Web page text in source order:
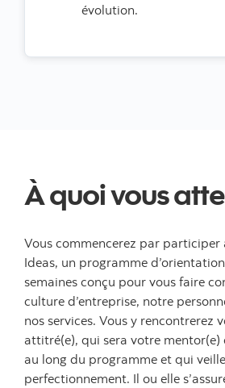
évolution.
À quoi vous
Vous commencerez par participer
Ideas, un programme
semaines conçu pour vous faire
culture d’entreprise, notre
nos services. Vous y rencontrerez
attitré(e), qui sera votre
au long du programme et qui
perfectionnement. Il ou elle